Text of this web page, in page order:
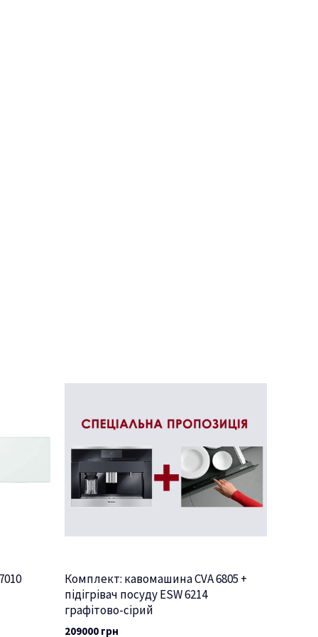
Комплект: кавомашина CVA 6805 +
підігрівач посуду ESW 6214
графітово-сірий
209000 грн